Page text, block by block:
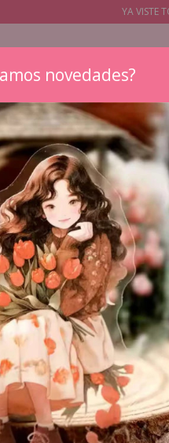
YA VISTE
STICKERS PAPELES
/ TIPO / Washis y PET
novedades?